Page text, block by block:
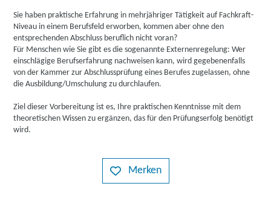
Sie haben praktische Erfahrung in mehrjähriger Tätigkeit auf Fachkraft-
Niveau in einem Berufsfeld erworben, kommen aber ohne den
entsprechenden Abschluss beruflich nicht voran?
Für Menschen wie Sie gibt es die sogenannte Externenregelung: Wer
einschlägige Berufserfahrung nachweisen kann, wird gegebenenfalls
von der Kammer zur Abschlussprüfung eines Berufes zugelassen, ohne
die Ausbildung/Umschulung zu durchlaufen.
Ziel dieser Vorbereitung ist es, Ihre praktischen Kenntnisse mit dem
theoretischen Wissen zu ergänzen, das für den Prüfungserfolg benötigt
wird.
Merken